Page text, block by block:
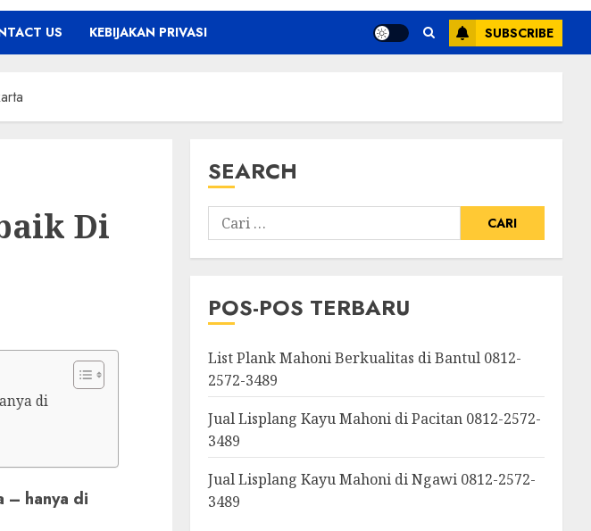
US KEBIJAKAN PRIVASI SUBSCRIBE
Di
di
– hanya di
SEARCH
POS-POS TERBARU
List Plank Mahoni Berkualitas di Bantul 0812-
2572-3489
Jual Lisplang Kayu Mahoni di Pacitan 0812-2572-
3489
Jual Lisplang Kayu Mahoni di Ngawi 0812-2572-
3489